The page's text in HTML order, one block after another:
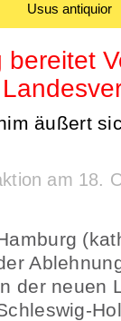
Usus antiquior
bereitet
äußert
am 18.
der neuen